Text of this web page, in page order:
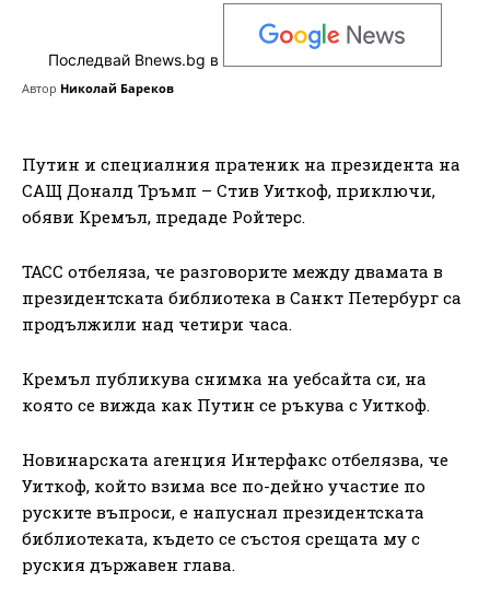
Последвай Bnews.bg в
Автор Николай Бареков
Путин и специалния пратеник на президента на
САЩ Доналд Тръмп – Стив Уиткоф, приключи,
обяви Кремъл, предаде Ройтерс.
ТАСС отбеляза, че разговорите между двамата в
президентската библиотека в Санкт Петербург са
продължили над четири часа.
Кремъл публикува снимка на уебсайта си, на
която се вижда как Путин се ръкува с Уиткоф.
Новинарската агенция Интерфакс отбелязва, че
Уиткоф, който взима все по-дейно участие по
руските въпроси, е напуснал президентската
библиотеката, където се състоя срещата му с
руския държавен глава.